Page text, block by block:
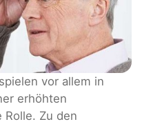
vor allem in
erhöhten
Zu den